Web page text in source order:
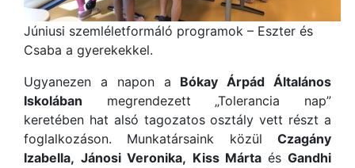
Júniusi szemléletformáló programok – Eszter és
Csaba a gyerekekkel.
Ugyanezen a napon a Bókay Árpád Általános
Iskolában megrendezett „Tolerancia nap”
keretében hat alsó tagozatos osztály vett részt a
foglalkozáson. Munkatársaink közül Czagány
Izabella, Jánosi Veronika, Kiss Márta és Gandhi